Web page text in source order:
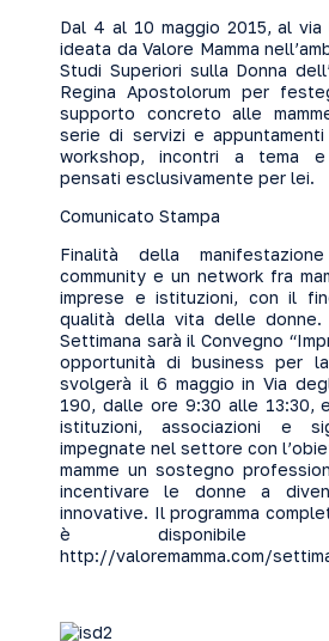
Dal 4 al 10 maggio 2015, al via
ideata da Valore Mamma
Studi Superiori sulla Donna
Regina Apostolorum per
supporto concreto alle
serie di servizi e appuntamenti
workshop, incontri a tema e
pensati esclusivamente per lei.
Comunicato Stampa
Finalità della
community e un network fra
imprese e istituzioni, con il
qualità della vita delle donne.
Settimana sarà il Convegno
opportunità di business per la
svolgerà il 6 maggio in Via
190, dalle ore 9:30 alle 13:30,
istituzioni, associazioni e
impegnate nel settore con
mamme un sostegno
incentivare le donne a
innovative. Il programma
è disponibile
http://valoremamma.com/